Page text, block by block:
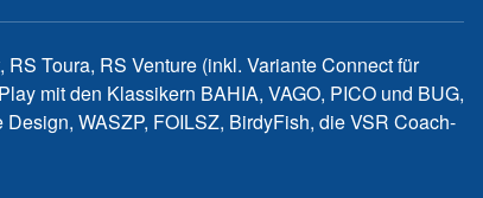
Toura, RS Venture (inkl. Variante Connect für
mit den Klassikern BAHIA, VAGO, PICO und BUG,
WASZP, FOILSZ, BirdyFish, die VSR Coach-